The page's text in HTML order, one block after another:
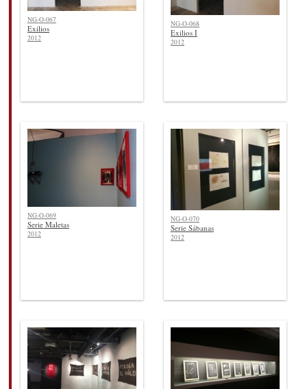
NG-O-067
Exilios
2012
NG-O-068
Exilios I
2012
NG-O-069
Serie Maletas
2012
NG-O-070
Serie Sábanas
2012